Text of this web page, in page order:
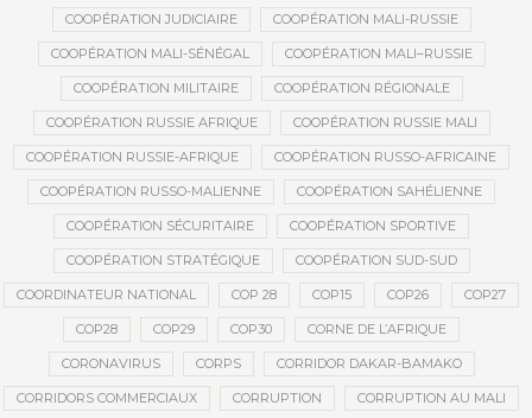
COOPÉRATION JUDICIAIRE COOPÉRATION MALI-RUSSIE
COOPÉRATION MALI-SÉNÉGAL COOPÉRATION MALI–RUSSIE
COOPÉRATION MILITAIRE COOPÉRATION RÉGIONALE
COOPÉRATION RUSSIE AFRIQUE COOPÉRATION RUSSIE MALI
COOPÉRATION RUSSIE-AFRIQUE COOPÉRATION RUSSO-AFRICAINE
COOPÉRATION RUSSO-MALIENNE COOPÉRATION SAHÉLIENNE
COOPÉRATION SÉCURITAIRE COOPÉRATION SPORTIVE
COOPÉRATION STRATÉGIQUE COOPÉRATION SUD-SUD
COORDINATEUR NATIONAL COP 28 COP15 COP26 COP27
COP28 COP29 COP30 CORNE DE L’AFRIQUE
CORONAVIRUS CORPS CORRIDOR DAKAR-BAMAKO
CORRIDORS COMMERCIAUX CORRUPTION CORRUPTION AU MALI